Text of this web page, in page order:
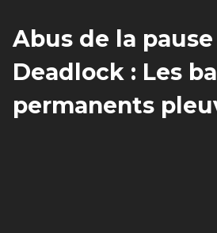
Abus de la
Deadlock : Les
permanents